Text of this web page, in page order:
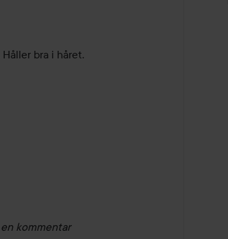
bra i håret.
kommentar